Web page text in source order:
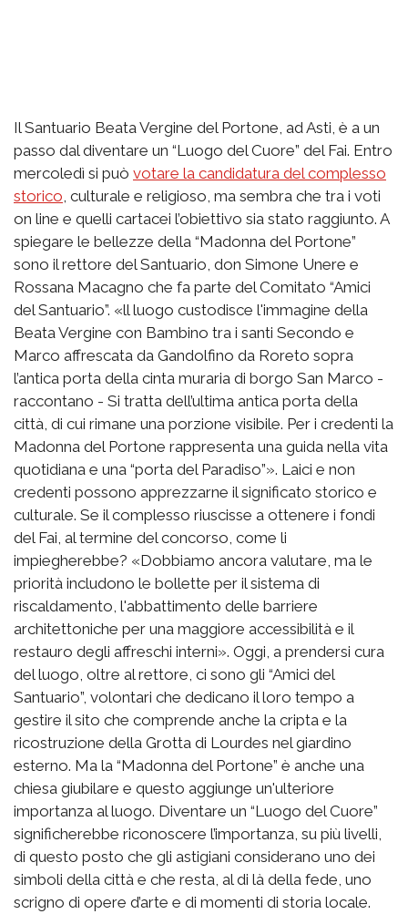
Il Santuario Beata Vergine del Portone, ad Asti, è a un
passo dal diventare un “Luogo del Cuore” del Fai. Entro
mercoledì si può votare la candidatura del complesso
storico , culturale e religioso, ma sembra che tra i voti
on line e quelli cartacei l’obiettivo sia stato raggiunto. A
spiegare le bellezze della “Madonna del Portone”
sono il rettore del Santuario, don Simone Unere e
Rossana Macagno che fa parte del Comitato “Amici
del Santuario”. «ll luogo custodisce l'immagine della
Beata Vergine con Bambino tra i santi Secondo e
Marco affrescata da Gandolfino da Roreto sopra
l’antica porta della cinta muraria di borgo San Marco -
raccontano - Si tratta dell’ultima antica porta della
città, di cui rimane una porzione visibile. Per i credenti la
Madonna del Portone rappresenta una guida nella vita
quotidiana e una “porta del Paradiso”». Laici e non
credenti possono apprezzarne il significato storico e
culturale. Se il complesso riuscisse a ottenere i fondi
del Fai, al termine del concorso, come li
impiegherebbe? «Dobbiamo ancora valutare, ma le
priorità includono le bollette per il sistema di
riscaldamento, l'abbattimento delle barriere
architettoniche per una maggiore accessibilità e il
restauro degli affreschi interni». Oggi, a prendersi cura
del luogo, oltre al rettore, ci sono gli “Amici del
Santuario”, volontari che dedicano il loro tempo a
gestire il sito che comprende anche la cripta e la
ricostruzione della Grotta di Lourdes nel giardino
esterno. Ma la “Madonna del Portone” è anche una
chiesa giubilare e questo aggiunge un'ulteriore
importanza al luogo. Diventare un “Luogo del Cuore”
significherebbe riconoscere l’importanza, su più livelli,
di questo posto che gli astigiani considerano uno dei
simboli della città e che resta, al di là della fede, uno
scrigno di opere d’arte e di momenti di storia locale.